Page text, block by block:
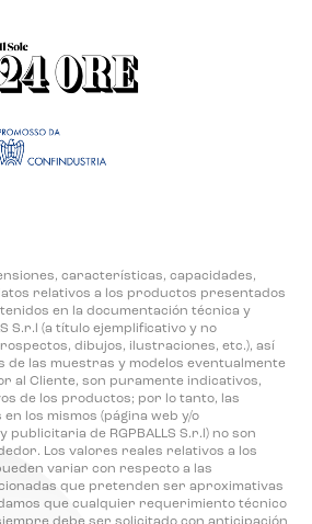
características, capacidades,
relativos a los productos presentados
en la documentación técnica y
S.r.l (a título ejemplificativo y no
dibujos, ilustraciones, etc.), así
de las muestras y modelos eventualmente
al Cliente, son puramente indicativos,
de los productos; por lo tanto, las
los mismos (página web y/o
de RGPBALLS S.r.l) no son
Los valores reales relativos a los
variar con respecto a las
que pretenden ser aproximativas
que cualquier requerimiento técnico